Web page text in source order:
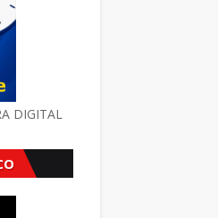
DIGITAL